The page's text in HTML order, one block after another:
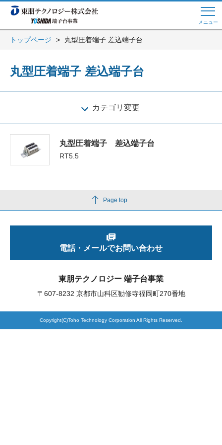
メニュー
電話・メールでお問い合わせ
トップページへ
会員登録
製品検索
品質への取り組み 環境方針について
トップページ 丸型圧着端子 差込端子台
丸型圧着端子 差込端子台
カテゴリ変更
丸型圧着端子 差込端子台
RT5.5
Page top
東朋テクノロジー 端子台事業
〒607-8232 京都市山科区勧修寺福岡町270番地
電話・メールでお問い合わせ
Copyright(C)Toho Technology Corporation All Rights Reserved.